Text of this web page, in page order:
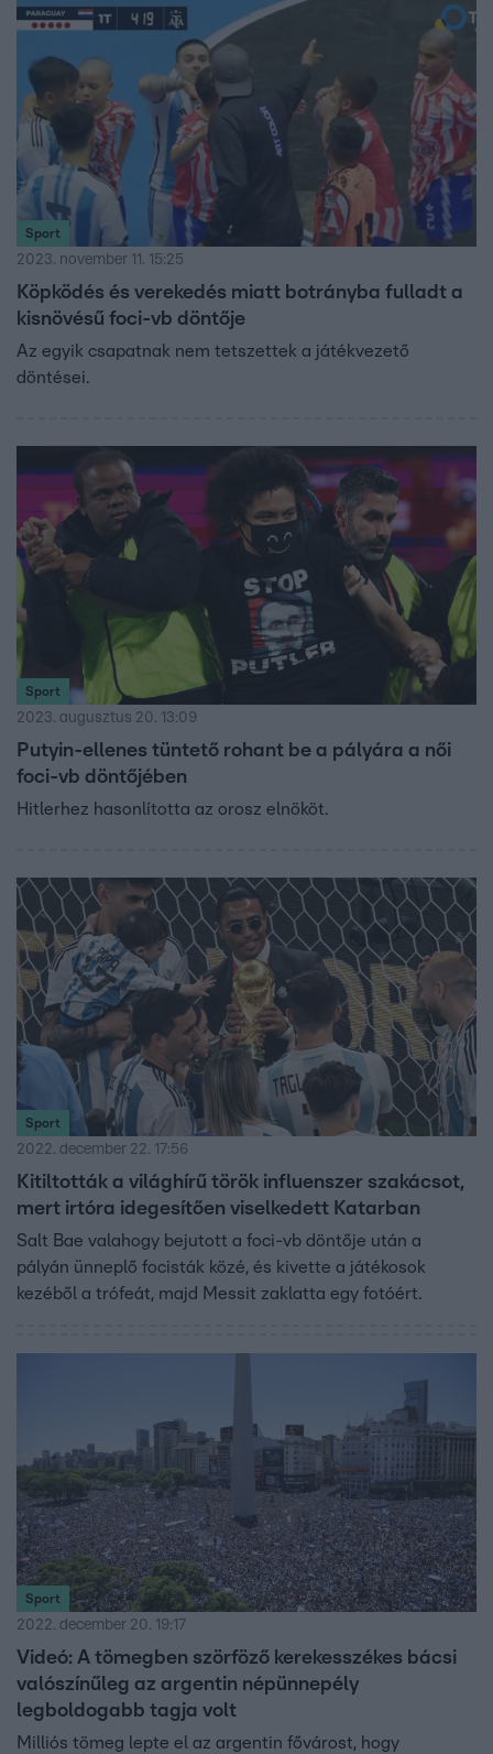
Sport
2023. november 11. 15:25
Köpködés és verekedés miatt botrányba fulladt a
kisnövésű foci-vb döntője
Az egyik csapatnak nem tetszettek a játékvezető
döntései.
Sport
2023. augusztus 20. 13:09
Putyin-ellenes tüntető rohant be a pályára a női
foci-vb döntőjében
Hitlerhez hasonlította az orosz elnököt.
Sport
2022. december 22. 17:56
Kitiltották a világhírű török influenszer szakácsot,
mert irtóra idegesítően viselkedett Katarban
Salt Bae valahogy bejutott a foci-vb döntője után a
pályán ünneplő focisták közé, és kivette a játékosok
kezéből a trófeát, majd Messit zaklatta egy fotóért.
Sport
2022. december 20. 19:17
Videó: A tömegben szörföző kerekesszékes bácsi
valószínűleg az argentin népünnepély
legboldogabb tagja volt
Milliós tömeg lepte el az argentin fővárost, hogy